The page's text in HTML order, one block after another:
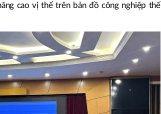
cao vị thế trên bản đồ công nghiệp thế